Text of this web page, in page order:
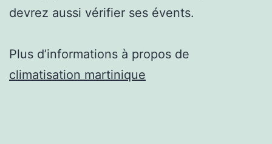
devrez aussi vérifier ses évents.
Plus d’informations à propos de
climatisation martinique